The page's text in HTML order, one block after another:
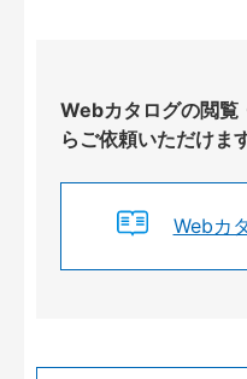
Webカタログの閲覧
らご依頼いただけます
Webカ